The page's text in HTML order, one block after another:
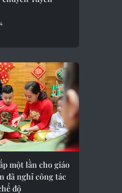
một lần cho giáo
đã nghỉ công tác
độ